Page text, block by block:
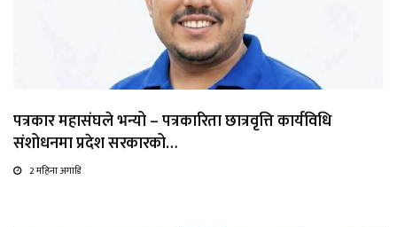
पत्रकार महासंघले भन्यो – पत्रकारिता छात्रवृत्ति कार्यविधि
संशोधनमा प्रदेश सरकारको…
2 महिना अगाडि